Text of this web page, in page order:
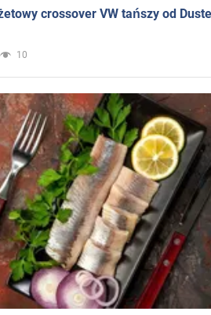
crossover VW tańszy od
10